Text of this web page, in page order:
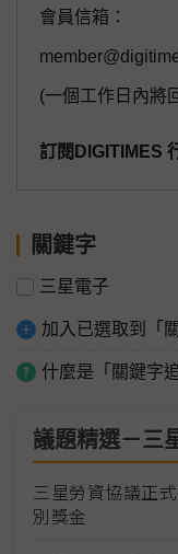
會員信箱：
(一個工作日內將
訂閱DIGITIMES
關鍵字
三星電子
加入已選取到「
什麼是「關鍵字追
議題精選－三
三星勞資協議正
別獎金